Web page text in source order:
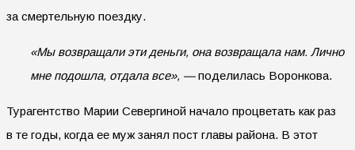
за смертельную поездку.
«Мы возвращали эти деньги, она возвращала нам. Лично
мне подошла, отдала все», —поделилась Воронкова.
Турагентство Марии Севергиной начало процветать как раз
в те годы, когда ее муж занял пост главы района. В этот